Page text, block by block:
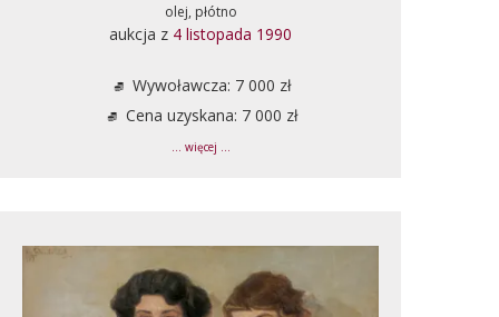
olej, płótno
aukcja z 4 listopada 1990
Wywoławcza: 7 000 zł
Cena uzyskana: 7 000 zł
... więcej ...